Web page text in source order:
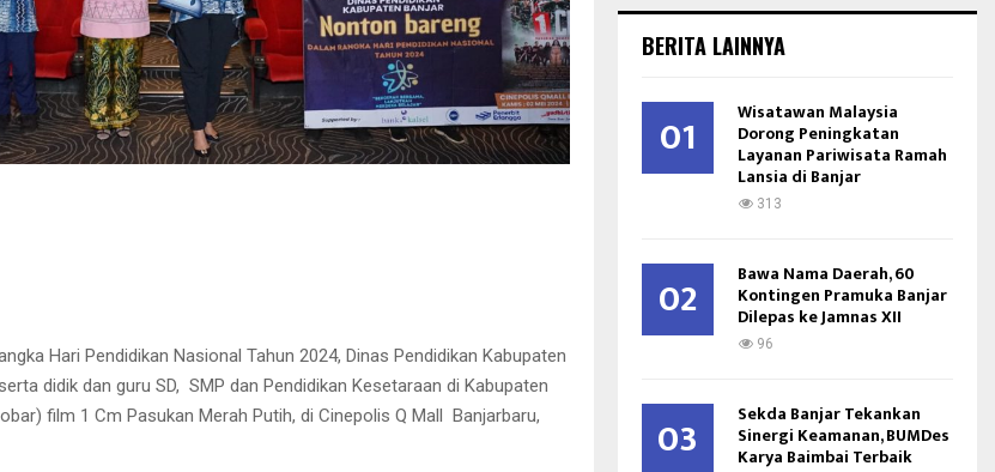
Hari Pendidikan Nasional Tahun 2024, Dinas Pendidikan Kabupaten
didik dan guru SD, SMP dan Pendidikan Kesetaraan di Kabupaten
film 1 Cm Pasukan Merah Putih, di Cinepolis Q Mall Banjarbaru,
h
o
BERITA LAINNYA
01 Wisatawan Malaysia
Dorong Peningkatan
Layanan Pariwisata Ramah
Lansia di Banjar
313
02 Bawa Nama Daerah, 60
Kontingen Pramuka Banjar
Dilepas ke Jamnas XII
96
03 Sekda Banjar Tekankan
Sinergi Keamanan, BUMDes
Karya Baimbai Terbaik